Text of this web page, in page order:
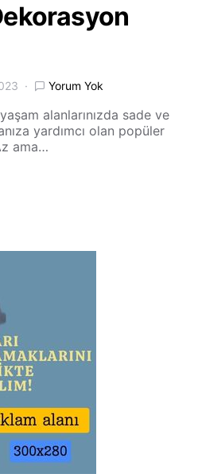
Yorum Yok
alanlarınızda sade ve
yardımcı olan popüler
ama…